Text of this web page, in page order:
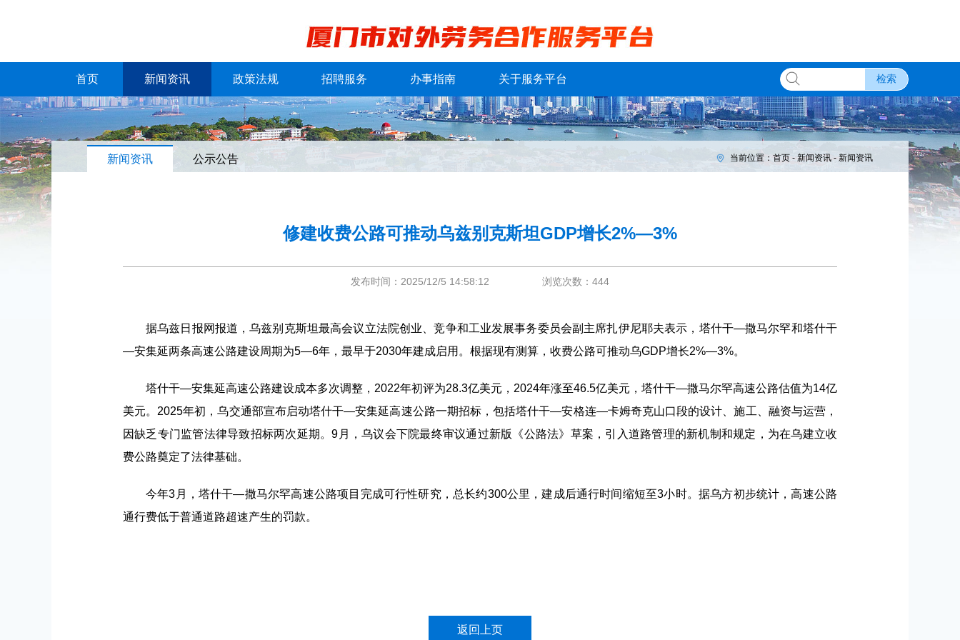
首页 新闻资讯 政策法规 招聘服务 办事指南 关于服务平台 检索
新闻资讯 公示公告 当前位置： 首页 - 新闻资讯 - 新闻资讯
修建收费公路可推动乌兹别克斯坦GDP增长2%—3%
发布时间：2025/12/5 14:58:12 浏览次数：444
据乌兹日报网报道，乌兹别克斯坦最高会议立法院创业、竞争和工业发展事务委员会副主席扎伊尼耶夫表示，塔什干—撒马尔罕和塔什干
—安集延两条高速公路建设周期为5—6年，最早于2030年建成启用。根据现有测算，收费公路可推动乌GDP增长2%—3%。
塔什干—安集延高速公路建设成本多次调整，2022年初评为28.3亿美元，2024年涨至46.5亿美元，塔什干—撒马尔罕高速公路估值为14亿
美元。2025年初，乌交通部宣布启动塔什干—安集延高速公路一期招标，包括塔什干—安格连—卡姆奇克山口段的设计、施工、融资与运营，
因缺乏专门监管法律导致招标两次延期。9月，乌议会下院最终审议通过新版《公路法》草案，引入道路管理的新机制和规定，为在乌建立收
费公路奠定了法律基础。
今年3月，塔什干—撒马尔罕高速公路项目完成可行性研究，总长约300公里，建成后通行时间缩短至3小时。据乌方初步统计，高速公路
通行费低于普通道路超速产生的罚款。
返回上页